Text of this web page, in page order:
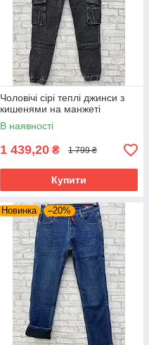
Чоловічі сірі теплі джинси з
кишенями на манжеті
В наявності
1 439,20 ₴ 1 799 ₴
Купити
Новинка –20%